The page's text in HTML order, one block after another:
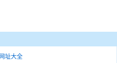
址大全